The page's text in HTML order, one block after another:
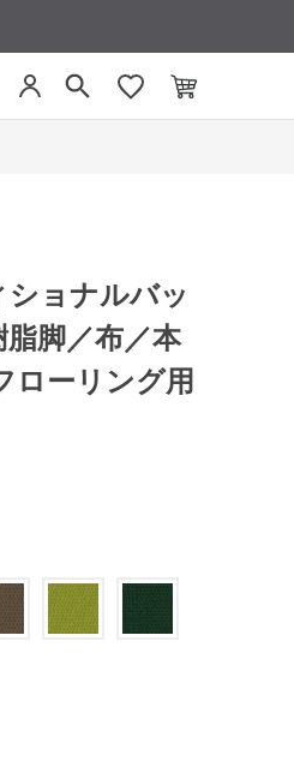
ョナルバッ
脚／布／本
ローリング用